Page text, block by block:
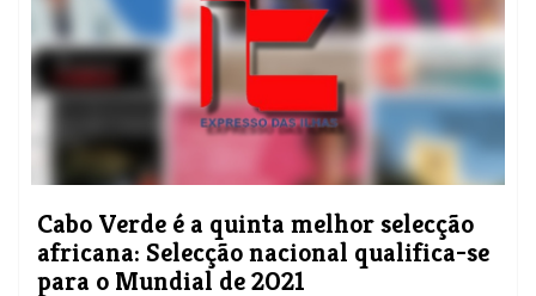
Cabo Verde é a quinta melhor selecção
africana: Selecção nacional qualifica-se
para o Mundial de 2021